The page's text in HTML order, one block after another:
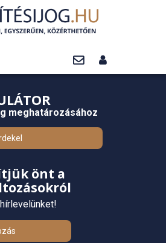
meghatározásához
önt a